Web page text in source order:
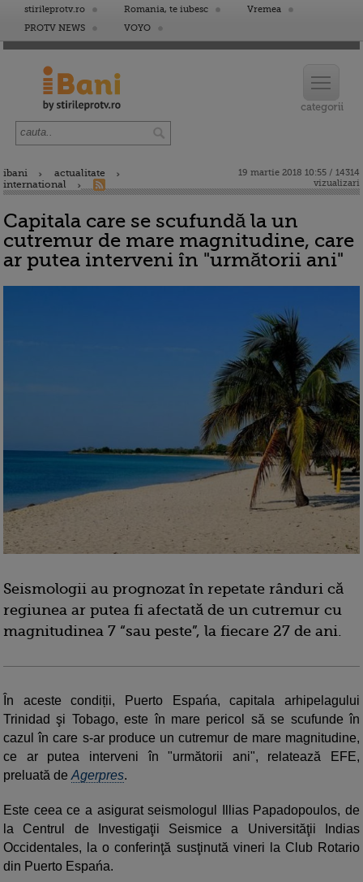
stirileprotv.ro Romania, te iubesc
Vremea
PROTV NEWS
VOYO
ibani
actualitate
international
19 martie 2018 10:55 / 14314
vizualizari
Capitala care se scufundă la un
cutremur de mare magnitudine, care
ar putea interveni în "următorii ani"
Seismologii au prognozat în repetate rânduri că
regiunea ar putea fi afectată de un cutremur cu
magnitudinea 7 “sau peste”, la fiecare 27 de ani.
În aceste condiții, Puerto Espańa, capitala arhipelagului
Trinidad şi Tobago, este în mare pericol să se scufunde în
cazul în care s-ar produce un cutremur de mare magnitudine,
ce ar putea interveni în "următorii ani", relatează EFE,
preluată de Agerpres.
Este ceea ce a asigurat seismologul Illias Papadopoulos, de
la Centrul de Investigaţii Seismice a Universităţii Indias
Occidentales, la o conferinţă susţinută vineri la Club Rotario
din Puerto Espańa.